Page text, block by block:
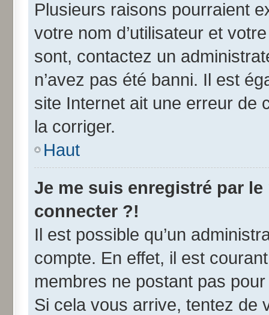
Plusieurs raisons pourraient
votre nom d’utilisateur et
sont, contactez un
n’avez pas été banni. Il est
site Internet ait une erreur de
la corriger.
Haut
Je me suis enregistré par
connecter ?!
Il est possible qu’un
compte. En effet, il est
membres ne postant pas
Si cela vous arrive, tentez de